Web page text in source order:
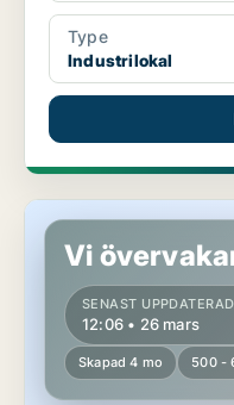
Type
Industrilokal
Industrilokal i Lundby
Vi
SENAST UPPDATERAD
12:06 • 26 mars
Skapad 4 mo 500 -